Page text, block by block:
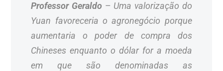
Professor Geraldo – Uma valorização do
Yuan favoreceria o agronegócio porque
aumentaria o poder de compra dos
Chineses enquanto o dólar for a moeda
em que são denominadas as